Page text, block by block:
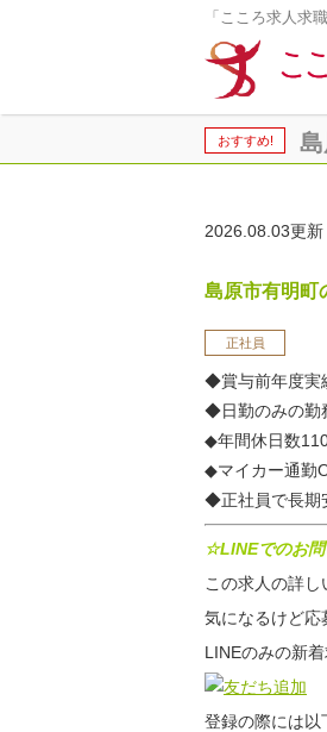
「こころ求人求
おすすめ!
2026.08.03更新
島原市有明町
正社員
◆賞与前年度実
◆日勤のみの勤
◆年間休日数110
◆マイカー通勤
◆正社員で長期
☆LINEでのお
この求人の詳し
気になるけど応
LINEのみの新
登録の際には以